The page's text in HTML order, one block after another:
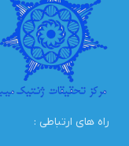
راه های ارتباطی :